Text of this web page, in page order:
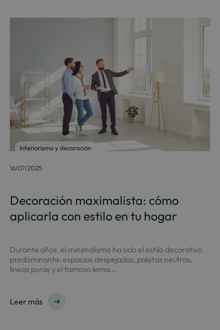
Interiorismo y decoración
16/07/2025
Decoración maximalista: cómo
aplicarla con estilo en tu hogar
Durante años, el minimalismo ha sido el estilo decorativo
predominante: espacios despejados, paletas neutras,
líneas puras y el famoso lema...
Leer más